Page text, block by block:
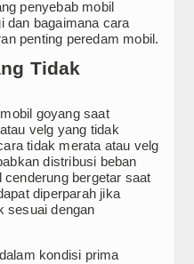
BYD dalam Menembus
AiMOGA di Booth
Modifikasi, Konsumen
Co-Creation J5 EV di
JAECOO Mantapkan Diri
J5 EV Jadi Solusi
Teknologi Hybrid SHS
penyebab mobil
dan bagaimana cara
penting peredam mobil.
Tidak
goyang saat
velg yang tidak
tidak merata atau velg
distribusi beban
bergetar saat
diperparah jika
sesuai dengan
kondisi prima